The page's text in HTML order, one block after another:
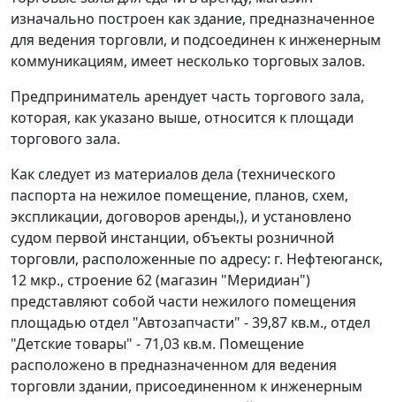
изначально построен как здание, предназначенное
для ведения торговли, и подсоединен к инженерным
коммуникациям, имеет несколько торговых залов.
Предприниматель арендует часть торгового зала,
которая, как указано выше, относится к площади
торгового зала.
Как следует из материалов дела (технического
паспорта на нежилое помещение, планов, схем,
экспликации, договоров аренды,), и установлено
судом первой инстанции, объекты розничной
торговли, расположенные по адресу: г. Нефтеюганск,
12 мкр., строение 62 (магазин "Меридиан")
представляют собой части нежилого помещения
площадью отдел "Автозапчасти" - 39,87 кв.м., отдел
"Детские товары" - 71,03 кв.м. Помещение
расположено в предназначенном для ведения
торговли здании, присоединенном к инженерным